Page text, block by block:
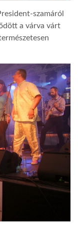
szamáról
a várva várt